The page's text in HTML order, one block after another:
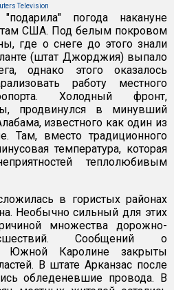
Television
погода накануне
США. Под белым покровом
где о снеге до этого знали
(штат Джорджия) выпало
однако этого оказалось
работу местного
Холодный фронт,
продвинулся в минувший
известного как один из
Там, вместо традиционного
температура, которая
теплолюбивым
в гористых районах
Необычно сильный для этих
множества дорожно-
Сообщений о
Южной Каролине закрыты
В штате Арканзас после
обледеневшие провода. В